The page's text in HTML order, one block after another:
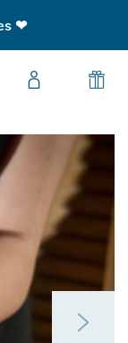
❤
au panier